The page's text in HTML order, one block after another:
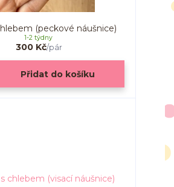
(peckové náušnice)
300 Kč/pár
1-2 týdny
Přidat do košíku